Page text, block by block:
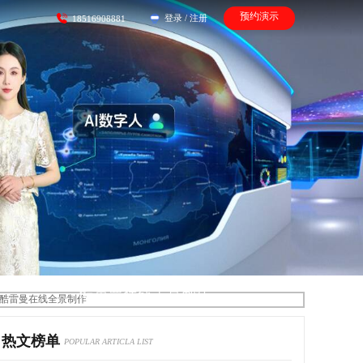
18516908881 登录 / 注册 预约演示
酷雷曼在线全景制作
热文榜单 POPULAR ARTICLA LIST